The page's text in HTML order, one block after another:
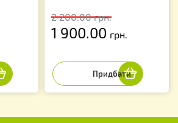
2 200.00грн.
1 900.00 грн.